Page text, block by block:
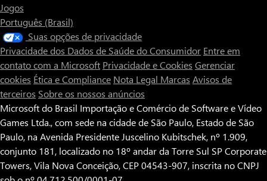
Jogos
Português (Brasil)
Suas opções de privacidade
Privacidade dos Dados de Saúde do Consumidor Entre em
contato com a Microsoft Privacidade e Cookies Gerenciar
cookies Ética e Compliance Nota Legal Marcas Avisos de
terceiros Sobre os nossos anúncios
Microsoft do Brasil Importação e Comércio de Software e Vídeo
Games Ltda., com sede na cidade de São Paulo, Estado de São
Paulo, na Avenida Presidente Juscelino Kubitschek, nº 1.909,
conjunto 181, localizado no 18º andar da Torre Sul SP Corporate
Towers, Vila Nova Conceição, CEP 04543-907, inscrita no CNPJ